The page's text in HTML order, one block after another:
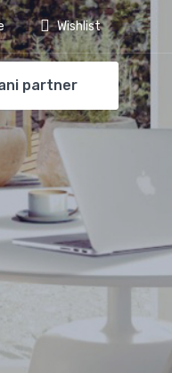
Wishlist
partner